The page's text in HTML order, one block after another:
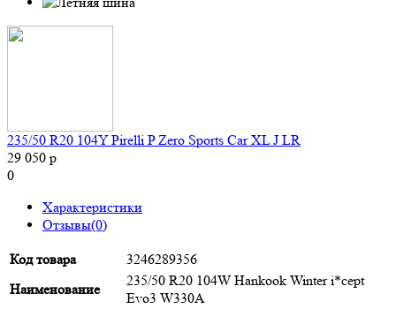
235/50 R20 104Y Pirelli P Zero Sports Car XL J LR
29 050 р
0
Характеристики
Отзывы(0)
Код товара
3246289356
Наименование
235/50 R20 104W Hankook Winter i*cept
Evo3 W330A